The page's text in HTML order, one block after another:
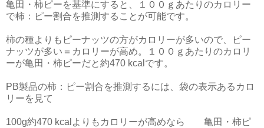
亀田・柿ピーを基準にすると、１００ｇあたりのカロリー
で柿：ピー割合を推測することが可能です。
柿の種よりもピーナッツの方がカロリーが多いので、ピー
ナッツが多い＝カロリーが高め。１００ｇあたりのカロリ
ーが亀田・柿ピーだと約470 kcalです。
PB製品の柿：ピー割合を推測するには、袋の表示あるカロ
リーを見て
100g約470 kcalよりもカロリーが高めなら 亀田・柿ピ